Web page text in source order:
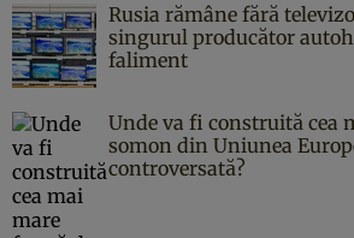
Rusia rămâne fără
singurul producător
faliment
Unde va fi construită cea
somon din Uniunea
controversată?